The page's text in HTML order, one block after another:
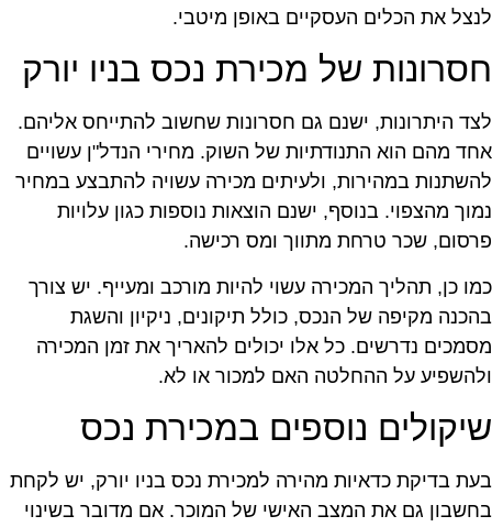
את הכלים העסקיים באופן מיטבי.
של מכירת נכס בניו יורק
היתרונות, ישנם גם חסרונות שחשוב להתייחס אליהם.
מהם הוא התנודתיות של השוק. מחירי הנדל"ן עשויים
במהירות, ולעיתים מכירה עשויה להתבצע במחיר
מהצפוי. בנוסף, ישנם הוצאות נוספות כגון עלויות
שכר טרחת מתווך ומס רכישה.
כן, תהליך המכירה עשוי להיות מורכב ומעייף. יש צורך
מקיפה של הנכס, כולל תיקונים, ניקיון והשגת
נדרשים. כל אלו יכולים להאריך את זמן המכירה
על ההחלטה האם למכור או לא.
נוספים במכירת נכס
בדיקת כדאיות מהירה למכירת נכס בניו יורק, יש לקחת
גם את המצב האישי של המוכר. אם מדובר בשינוי